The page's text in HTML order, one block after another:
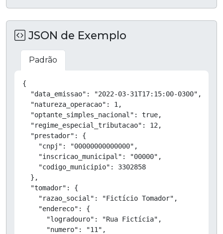
JSON de Exemplo
Padrão
{
  "data_emissao": "2022-03-31T17:15:00-0300",
  "natureza_operacao": 1,
  "optante_simples_nacional": true,
  "regime_especial_tributacao": 12,
  "prestador": {
    "cnpj": "00000000000000",
    "inscricao_municipal": "00000",
    "codigo_municipio": 3302858
  },
  "tomador": {
    "razao_social": "Fictício Tomador",
    "endereco": {
      "logradouro": "Rua Fictícia",
      "numero": "11",